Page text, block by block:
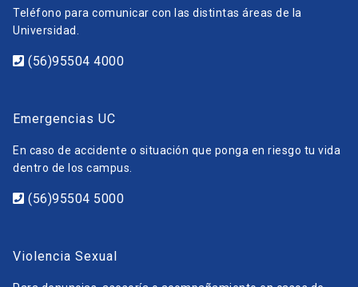
Teléfono para comunicar con las distintas áreas de la
Universidad.
(56)95504 4000
Emergencias UC
En caso de accidente o situación que ponga en riesgo tu vida
dentro de los campus.
(56)95504 5000
Violencia Sexual